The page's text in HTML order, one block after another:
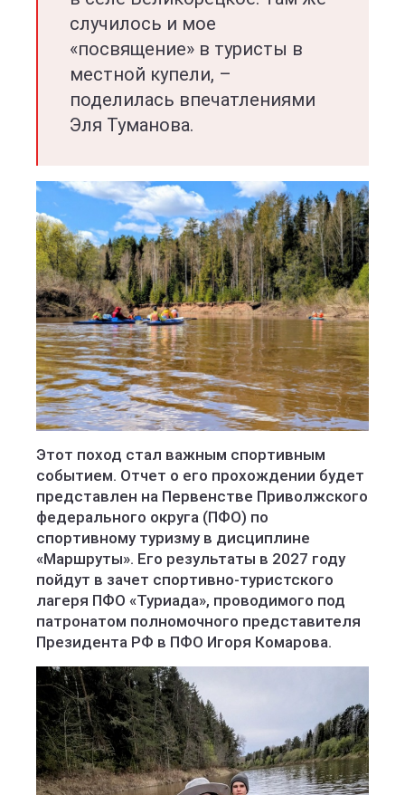
случилось и мое
«посвящение» в туристы в
местной купели, –
поделилась впечатлениями
Эля Туманова.
Этот поход стал важным спортивным
событием. Отчет о его прохождении будет
представлен на Первенстве Приволжского
федерального округа (ПФО) по
спортивному туризму в дисциплине
«Маршруты». Его результаты в 2027 году
пойдут в зачет спортивно-туристского
лагеря ПФО «Туриада», проводимого под
патронатом полномочного представителя
Президента РФ в ПФО Игоря Комарова.